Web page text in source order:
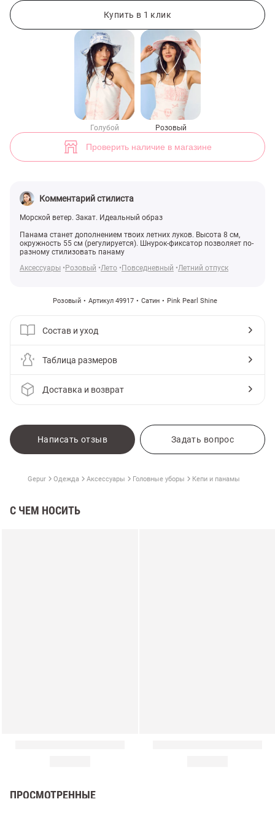
Купить в 1 клик
Голубой Розовый
Проверить наличие в магазине
Комментарий стилиста
Морской ветер. Закат. Идеальный образ
Панама станет дополнением твоих летних луков. Высота 8 см,
окружность 55 см (регулируется). Шнурок-фиксатор позволяет по-
разному стилизовать панаму
Аксессуары
Розовый Лето Повседневный Летний отпуск
Розовый Артикул 49917 Сатин Pink Pearl Shine
Состав и уход
Таблица размеров
Доставка и возврат
Написать отзыв Задать вопрос
Gepur Одежда Аксессуары Головные уборы Кепи и панамы
С ЧЕМ НОСИТЬ
ПРОСМОТРЕННЫЕ
Розовая сатиновая панама с морским принтом (арт. 49917) ♡